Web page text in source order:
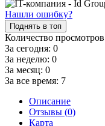
Нашли ошибку?
Поднять в топ
Количество
За сегодня: 0
За неделю: 0
За месяц: 0
За все время: 7
Описание
Отзывы (0)
Карта